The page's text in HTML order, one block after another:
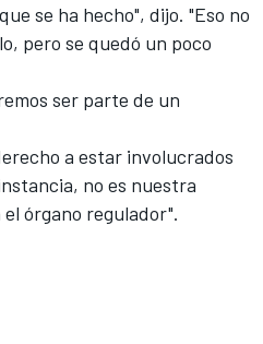
se ha hecho", dijo. "Eso no
pero se quedó un poco
ser parte de un
a estar involucrados
no es nuestra
órgano regulador".